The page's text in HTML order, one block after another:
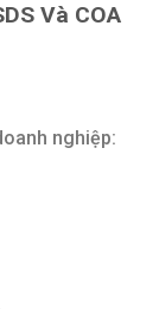
Và COA
nghiệp: